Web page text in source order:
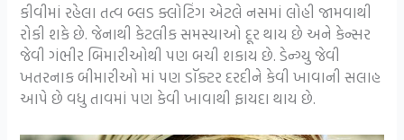
કીવીમાં રહેલા તત્વ બ્લડ ક્લોટિંગ એટલે નસમાં લોહી જામવાથી
રોકી શકે છે. જેનાથી કેટલીક સમસ્યાઓ દૂર થાય છે અને કેન્સર
જેવી ગંભીર બિમારીઓથી પણ બચી શકાય છે. ડેન્ગ્યુ જેવી
ખતરનાક બીમારીઓ માં પણ ડૉક્ટર દરદીને કેવી ખાવાની સલાહ
આપે છે વધુ તાવમાં પણ કેવી ખાવાથી ફાયદા થાય છે.